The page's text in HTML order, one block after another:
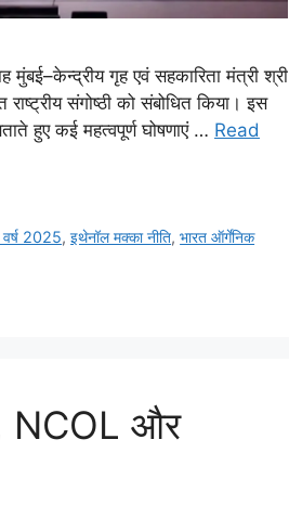
गृह एवं सहकारिता मंत्री श्री
संगोष्ठी को संबोधित किया। इस
हुए कई महत्वपूर्ण घोषणाएं … Read
वर्ष 2025,इथेनॉल मक्का नीति,भारत ऑर्गेनिक
NCOL और